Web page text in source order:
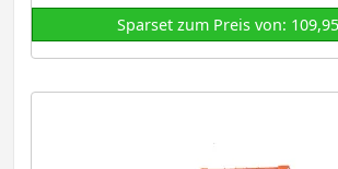
Sparset zum Preis von: